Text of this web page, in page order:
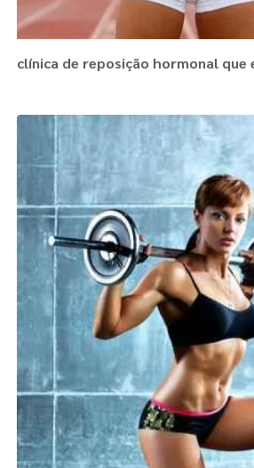
clínica de reposição hormonal que